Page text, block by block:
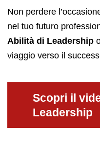
Non perdere
nel tuo futuro
Abilità di Leadership
viaggio verso il
Scopri il
Leadership